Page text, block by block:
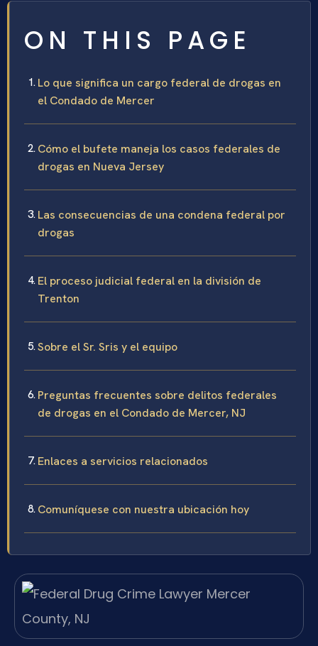
ON THIS PAGE
Lo que significa un cargo federal de drogas en
el Condado de Mercer
Cómo el bufete maneja los casos federales de
drogas en Nueva Jersey
Las consecuencias de una condena federal por
drogas
El proceso judicial federal en la división de
Trenton
Sobre el Sr. Sris y el equipo
Preguntas frecuentes sobre delitos federales
de drogas en el Condado de Mercer, NJ
Enlaces a servicios relacionados
Comuníquese con nuestra ubicación hoy